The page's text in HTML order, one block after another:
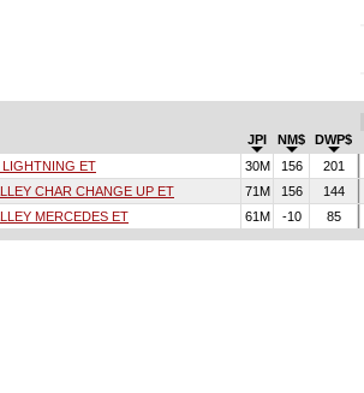
JPI NM$ DWP$
LIGHTNING ET 30M 156 201
CHAR CHANGE UP ET 71M 156 144
MERCEDES ET 61M -10 85